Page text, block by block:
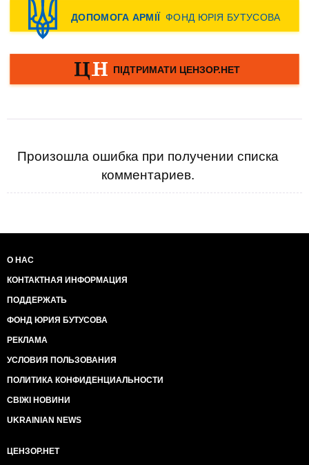
Произошла ошибка при получении списка
комментариев.
О НАС
КОНТАКТНАЯ ИНФОРМАЦИЯ
ПОДДЕРЖАТЬ
ФОНД ЮРИЯ БУТУСОВА
РЕКЛАМА
УСЛОВИЯ ПОЛЬЗОВАНИЯ
ПОЛИТИКА КОНФИДЕНЦИАЛЬНОСТИ
СВІЖІ НОВИНИ
UKRAINIAN NEWS
ЦЕНЗОР.НЕТ